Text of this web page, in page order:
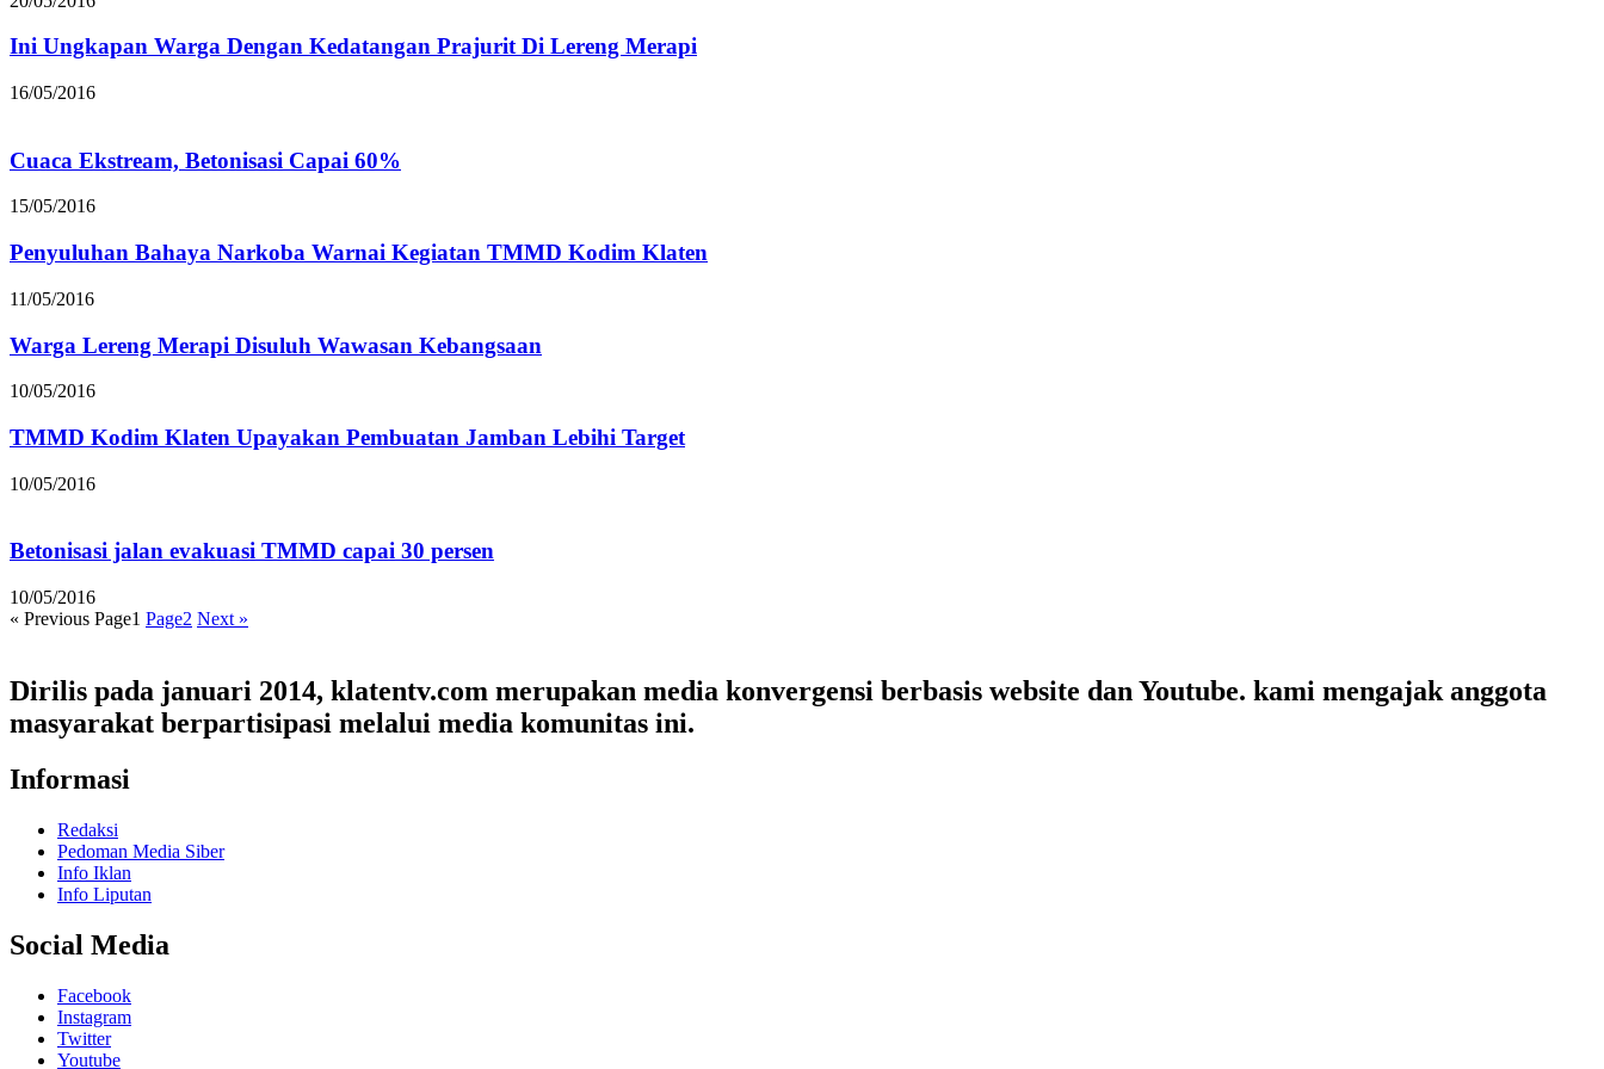
Ini Ungkapan Warga Dengan Kedatangan Prajurit Di Lereng Merapi
16/05/2016
Cuaca Ekstream, Betonisasi Capai 60%
15/05/2016
Penyuluhan Bahaya Narkoba Warnai Kegiatan TMMD Kodim Klaten
11/05/2016
Warga Lereng Merapi Disuluh Wawasan Kebangsaan
10/05/2016
TMMD Kodim Klaten Upayakan Pembuatan Jamban Lebihi Target
10/05/2016
Betonisasi jalan evakuasi TMMD capai 30 persen
10/05/2016
« Previous Page1 Page2 Next »
Dirilis pada januari 2014, klatentv.com merupakan media konvergensi berbasis website dan Youtube. kami mengajak anggota
masyarakat berpartisipasi melalui media komunitas ini.
Informasi
Redaksi
Pedoman Media Siber
Info Iklan
Info Liputan
Social Media
Facebook
Instagram
Twitter
Youtube